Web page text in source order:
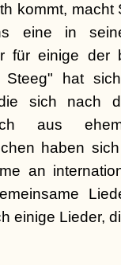
kommt, macht
eine in
für einige der
hat
sich nach
aus
haben
an
einige Lieder,